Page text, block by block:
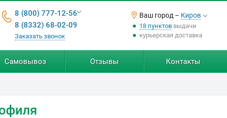
8 (800) 777-12-56
8 (8332) 68-02-09
Заказать звонок
Ваш город – Киров
18 пунктоввыдачи
курьерская доставка
Самовывоз Отзывы Контакты